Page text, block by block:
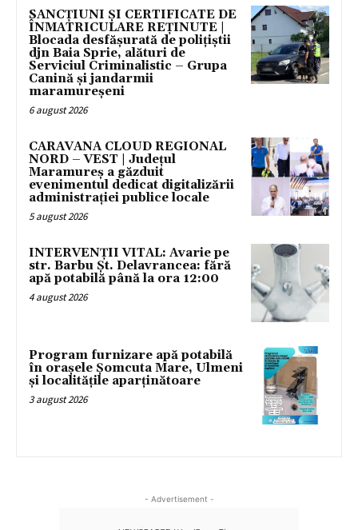
SANCȚIUNI ȘI CERTIFICATE DE
ÎNMATRICULARE REȚINUTE |
Blocada desfășurată de polițiștii
djn Baia Sprie, alături de
Serviciul Criminalistic – Grupa
Canină și jandarmii
maramureșeni
6 august 2026
CARAVANA CLOUD REGIONAL
NORD – VEST | Județul
Maramureș a găzduit
evenimentul dedicat digitalizării
administrației publice locale
5 august 2026
INTERVENȚII VITAL: Avarie pe
str. Barbu Șt. Delavrancea: fără
apă potabilă până la ora 12:00
4 august 2026
Program furnizare apă potabilă
în orașele Șomcuta Mare, Ulmeni
și localitățile aparținătoare
3 august 2026
- Advertisement -